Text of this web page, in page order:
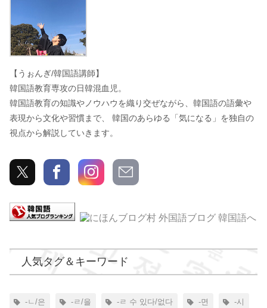
【うぉんぎ/韓国語講師】
韓国語教育専攻の日韓混血児。
韓国語教育の知識やノウハウを織り交ぜながら、韓国語の語彙や
表現から文化や習慣まで、 韓国のあらゆる「気になる」を独自の
視点から解説していきます。
人気タグ＆キーワード
-ㄴ/은 -ㄹ/을 -ㄹ 수 있다/없다 -면 -시